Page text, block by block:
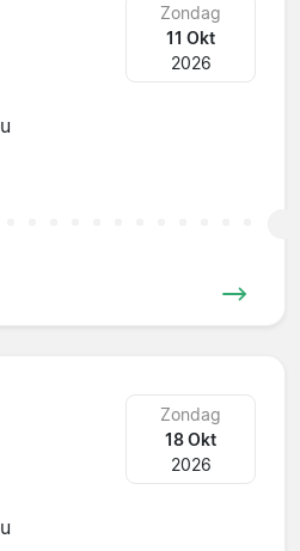
Zondag
11 Okt
2026
Zondag
18 Okt
2026